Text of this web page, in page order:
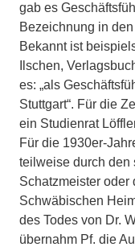
gab es
Bezeichnung in
Bekannt ist
Ilschen,
es: „als
Stuttgart“. Für die
ein Studienrat
Für die 1930er-
teilweise durch den
Schatzmeister oder
Schwäbischen
des Todes von Dr.
übernahm Pf. die